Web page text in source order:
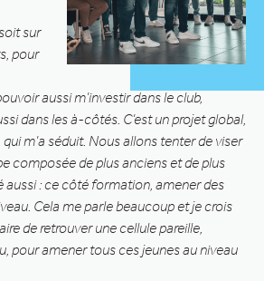
sur
pour
aussi m’investir dans le club,
dans les à-côtés. C’est un projet global,
m’a séduit. Nous allons tenter de viser
composée de plus anciens et de plus
aussi : ce côté formation, amener des
Cela me parle beaucoup et je crois
de retrouver une cellule pareille,
pour amener tous ces jeunes au niveau